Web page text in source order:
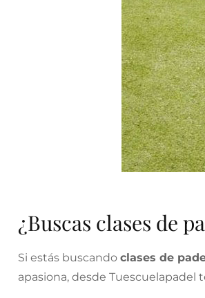
¿Buscas clases de
Si estás buscando clases de
apasiona, desde Tuescuelapadel